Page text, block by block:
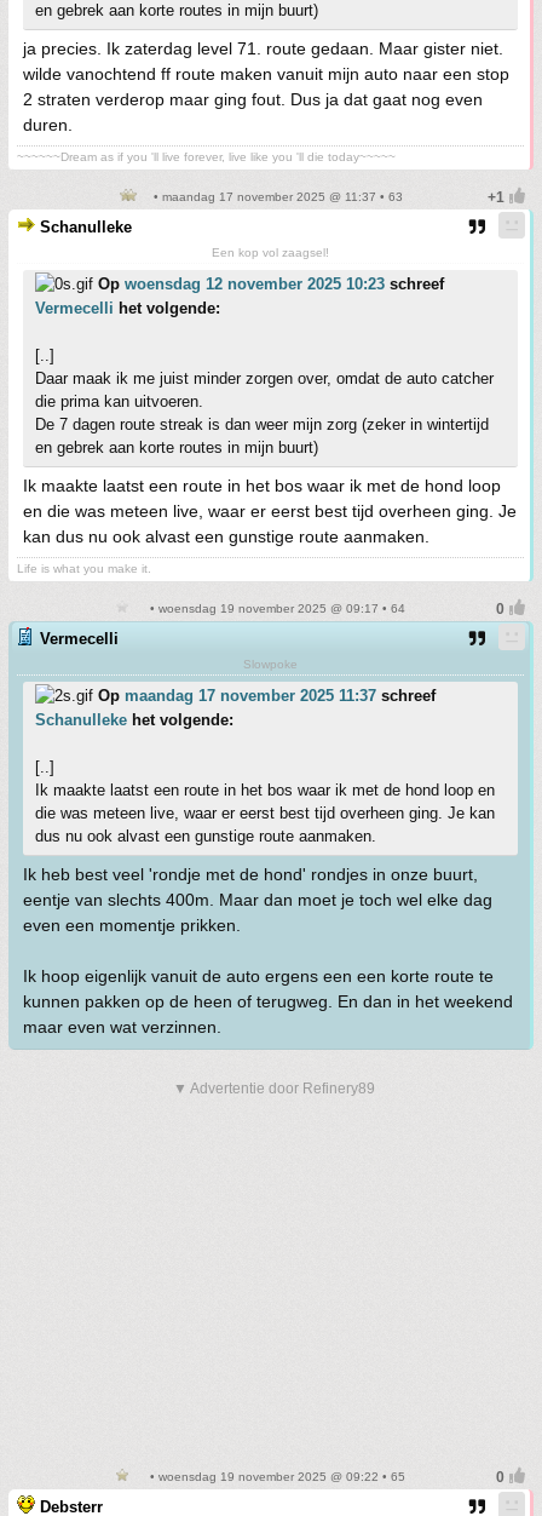
en gebrek aan korte routes in mijn buurt)
ja precies. Ik zaterdag level 71. route gedaan. Maar gister niet.
wilde vanochtend ff route maken vanuit mijn auto naar een stop
2 straten verderop maar ging fout. Dus ja dat gaat nog even
duren.
~~~~~~Dream as if you 'll live forever, live like you 'll die today~~~~~
• maandag 17 november 2025 @ 11:37 • 63
Schanulleke
Een kop vol zaagsel!
Op woensdag 12 november 2025 10:23 schreef
Vermecelli het volgende:
[..]
Daar maak ik me juist minder zorgen over, omdat de auto catcher
die prima kan uitvoeren.
De 7 dagen route streak is dan weer mijn zorg (zeker in wintertijd
en gebrek aan korte routes in mijn buurt)
Ik maakte laatst een route in het bos waar ik met de hond loop
en die was meteen live, waar er eerst best tijd overheen ging. Je
kan dus nu ook alvast een gunstige route aanmaken.
Life is what you make it.
• woensdag 19 november 2025 @ 09:17 • 64
Vermecelli
Slowpoke
Op maandag 17 november 2025 11:37 schreef
Schanulleke het volgende:
[..]
Ik maakte laatst een route in het bos waar ik met de hond loop en
die was meteen live, waar er eerst best tijd overheen ging. Je kan
dus nu ook alvast een gunstige route aanmaken.
Ik heb best veel 'rondje met de hond' rondjes in onze buurt,
eentje van slechts 400m. Maar dan moet je toch wel elke dag
even een momentje prikken.
Ik hoop eigenlijk vanuit de auto ergens een een korte route te
kunnen pakken op de heen of terugweg. En dan in het weekend
maar even wat verzinnen.
▼ Advertentie door Refinery89
• woensdag 19 november 2025 @ 09:22 • 65
Debsterr